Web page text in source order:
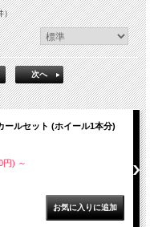
）
次へ
ールセット (ホイール1本分)
円) ～